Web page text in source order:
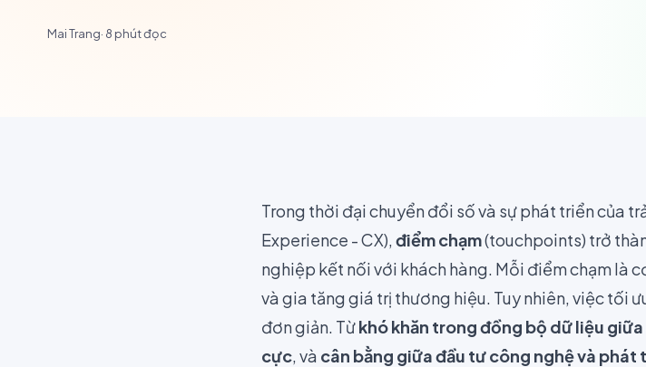
Mai Trang· 8 phút đọc
Trong thời đại chuyển đổi số và sự phát triển của
Experience - CX),điểm chạm(touchpoints) trở
nghiệp kết nối với khách hàng. Mỗi điểm chạm là
và gia tăng giá trị thương hiệu. Tuy nhiên, việc tối
đơn giản. Từkhó khăn trong đồng bộ dữ liệu
cực, và cân bằng giữa đầu tư công nghệ và phát